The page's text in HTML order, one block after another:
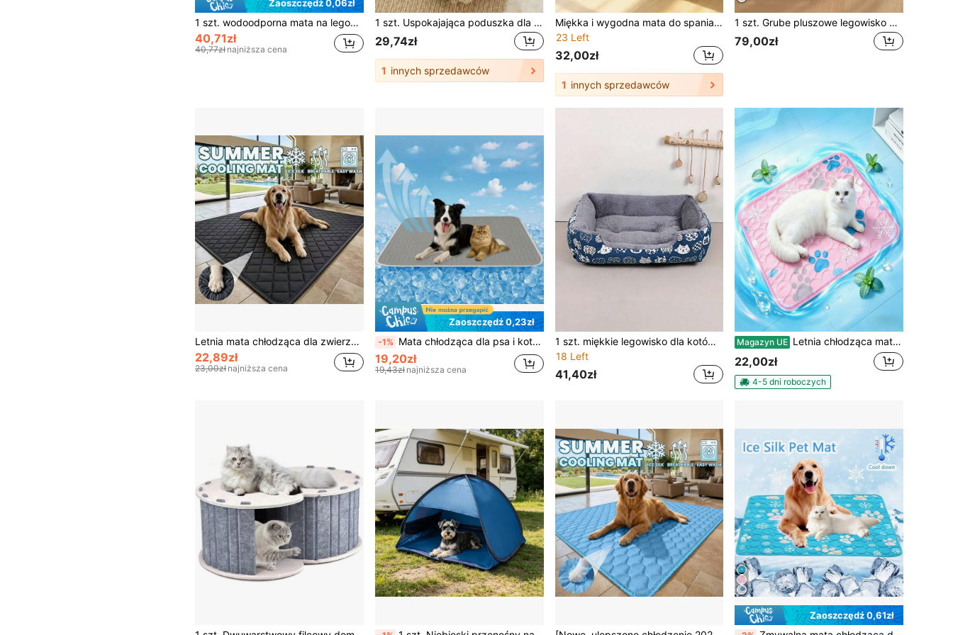
Zaoszczędź 0,06zł
1 szt. wodoodporna mata na legowisko dla zwierząt, trwała i łatwa w czyszczeniu, odpowiednia dla kotów i psów, kocyk dla zwierząt (czerwony, czarny i granatowy)
40,71zł
40,77złnajniższa cena
1 szt. Uspokajająca poduszka dla psa i kota, miękka i puszysta poduszka do legowiska dla psa, poduszka pod szyję dla psa łagodząca lęki w kształcie litery U, zabawka uspokajająca dla zwierząt łagodząca ból stawów i poprawiająca jakość snu
29,74zł
1 innych sprzedawców
Miękka i wygodna mata do spania dla zwierząt, dwustronna, z uroczym, kreskówkowym wzorem i ciepłą podszewką, nadająca się do prania w pralce, antypoślizgowa, odpowiednia do użytku w pomieszczeniach, dla małych i średnich zwierząt, idealny prezent dla szczeniąt i kociąt
23 Left
32,00zł
1 innych sprzedawców
1 szt. Grube pluszowe legowisko dla zwierząt, ciepłe i wygodne gniazdo dla zwierząt, odpowiednie dla małych, średnich i dużych zwierząt domowych w pomieszczeniach
79,00zł
Letnia mata chłodząca dla zwierząt, oddychająca mata chłodząca dla psów i kotów, zmywalna mata chłodząca dla misia, golden retrievera, dużych psów, kotów, artykuły dla zwierząt domowych łagodzące ciepło, całoroczna mata do legowiska dla zwierząt, pikowana, antypoślizgowa mata dla zwierząt, mata do spania dla psa, legowisko chłodzące dla kota, dostępne w wielu rozmiarach
22,89zł
23,00złnajniższa cena
Zaoszczędź 0,23zł
-1% Mata chłodząca dla psa i kota w dużym rozmiarze | Dostępne w 5 rozmiarach | Oddychająca siateczka | Letnia mata chłodząca dla zwierząt | Mata chłodząca dla zwierząt z lodowego jedwabiu | Nadaje się do łóżka i sofy
19,20zł
19,43zł najniższa cena
1 szt. miękkie legowisko dla kotów i małych psów – wypełnione włóknem poliestrowym z pluszu, niebieski wzór z łapkami, trwała poduszka na kanapę do wnętrz, łatwa w czyszczeniu, wygodna i przytulna, odpowiednia dla zwierząt domowych, gniazdo dla kota, zabawny design dla pupila, łatwy w czyszczeniu materiał
18 Left
41,40zł
Magazyn UE Letnia chłodząca mata dla zwierząt, oddychająca chłodząca podkładka z jedwabiu lodowego dla psów i kotów, antypoślizgowa, zmywalna mata na legowisko dla zwierząt, odpowiednia na gorącą pogodę
22,00zł
4-5 dni roboczych
Zaoszczędź 0,61zł